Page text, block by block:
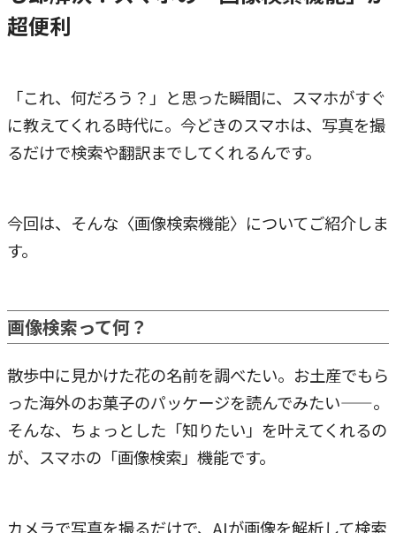
超便利
「これ、何だろう？」と思った瞬間に、スマホがすぐ
に教えてくれる時代に。今どきのスマホは、写真を撮
るだけで検索や翻訳までしてくれるんです。
今回は、そんな〈画像検索機能〉についてご紹介しま
す。
画像検索って何？
散歩中に見かけた花の名前を調べたい。お土産でもら
った海外のお菓子のパッケージを読んでみたい——。
そんな、ちょっとした「知りたい」を叶えてくれるの
が、スマホの「画像検索」機能です。
カメラで写真を撮るだけで、AIが画像を解析して検索